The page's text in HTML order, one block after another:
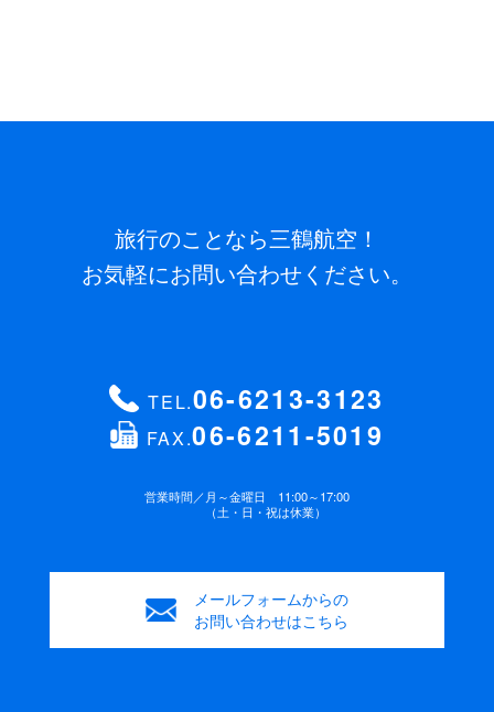
旅行のことなら三鶴航空！
お気軽にお問い合わせください。
TEL.06-6213-3123
FAX.06-6211-5019
営業時間／月～金曜日 11:00～17:00
（土・日・祝は休業）
メールフォームからの
お問い合わせはこちら